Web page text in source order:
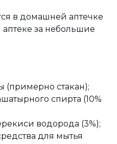
в домашней аптечке
за небольшие
(примерно стакан);
спирта (10%
водорода (3%);
для мытья